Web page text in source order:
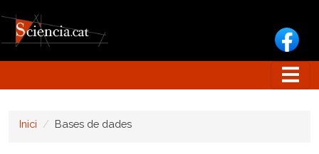
Inici Bases de dades